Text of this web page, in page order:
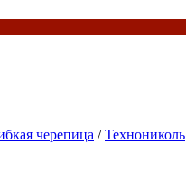
черепица /Технониколь